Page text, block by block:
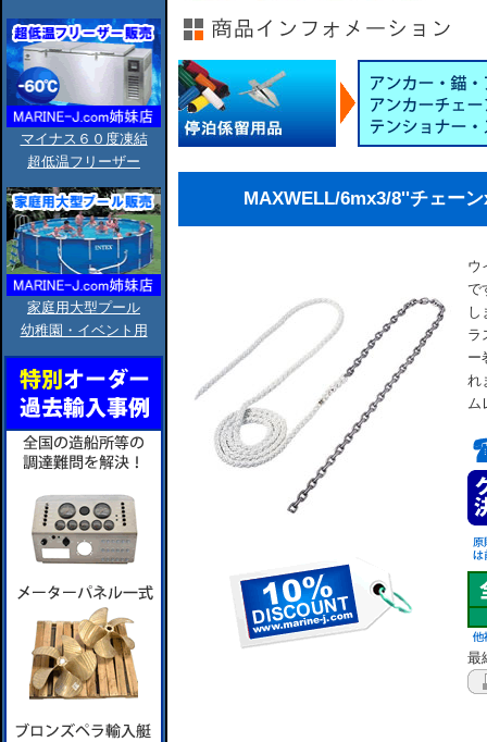
マイナス６０度凍結
超低温フリーザー
家庭用大型プール
幼稚園・イベント用
MAXWELL/6mx3/8''チェー
ウ
で
し
ラ
ー
れ
ム
最